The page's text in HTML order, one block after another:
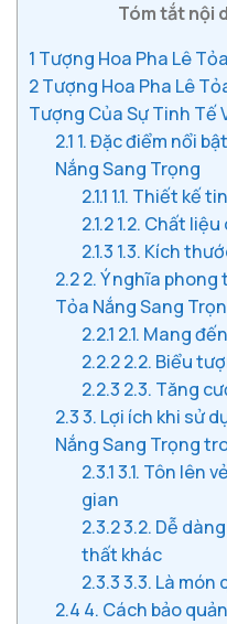
Tóm tắt nội
1 Tượng Hoa Pha Lê
2Tượng Hoa Pha Lê
Tượng Của Sự Tinh Tế
2.1 1. Đặc điểm nổi
Nắng Sang Trọng
2.1.1 1.1. Thiết kế
2.1.21.2. Chất
2.1.3 1.3. Kích
2.22. Ý nghĩa
Tỏa Nắng Sang
2.2.1 2.1. Mang
2.2.22.2. Biểu
2.2.3 2.3. Tăng
2.33. Lợi ích khi sử
Nắng Sang Trọng
2.3.13.1. Tôn lên
gian
2.3.23.2. Dễ
thất khác
2.3.33.3. Là món
2.4 4. Cách bảo